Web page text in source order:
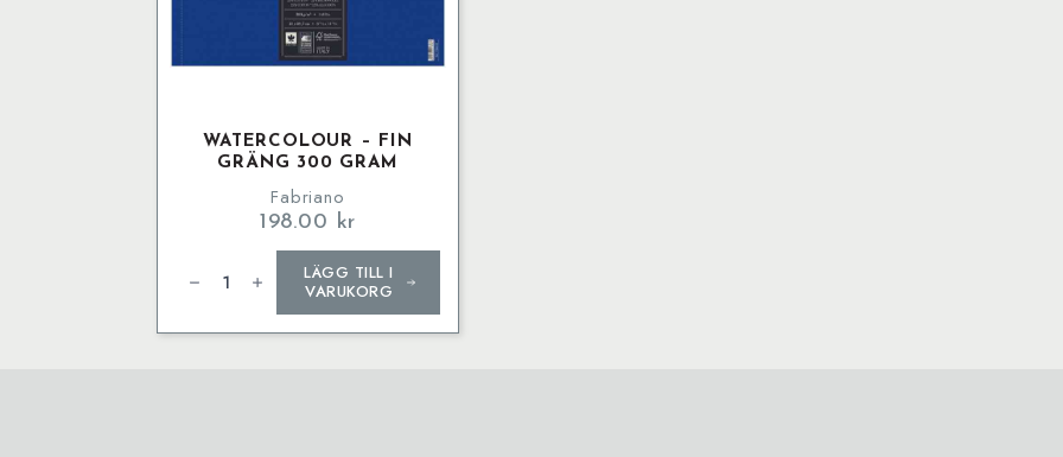
WATERCOLOUR – FIN
GRÄNG 300 GRAM
Fabriano
198.00 kr
Watercolour
Fin
Gram
LÄGG TILL I
VARUKORG